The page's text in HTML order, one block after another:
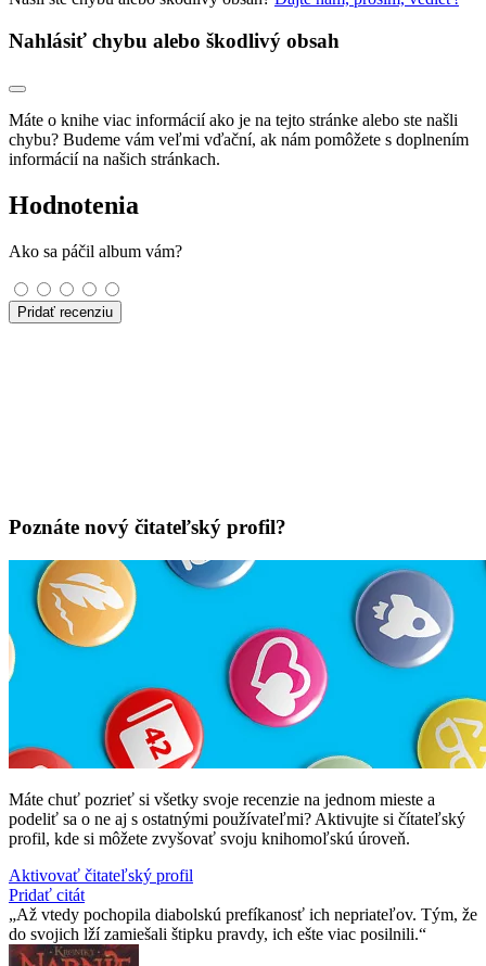
Nahlásiť chybu alebo škodlivý obsah
Máte o knihe viac informácií ako je na tejto stránke alebo ste našli
chybu? Budeme vám veľmi vďační, ak nám pomôžete s doplnením
informácií na našich stránkach.
Hodnotenia
Ako sa páčil album vám?
Pridať recenziu
Poznáte nový čitateľský profil?
Máte chuť pozrieť si všetky svoje recenzie na jednom mieste a
podeliť sa o ne aj s ostatnými používateľmi? Aktivujte si čítateľský
profil, kde si môžete zvyšovať svoju knihomoľskú úroveň.
Aktivovať čitateľský profil
Pridať citát
Až vtedy pochopila diabolskú prefíkanosť ich nepriateľov. Tým, že
do svojich lží zamiešali štipku pravdy, ich ešte viac posilnili.